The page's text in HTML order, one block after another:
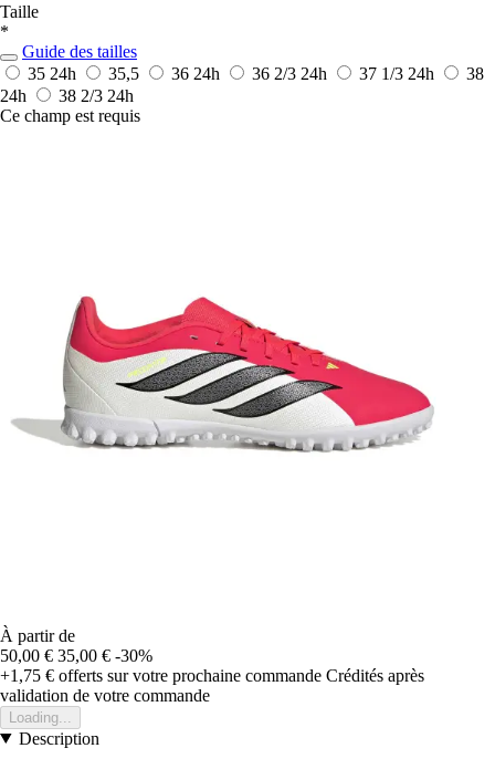
Taille
*
Guide des tailles
35 24h 35,5 36 24h 36 2/3 24h 37 1/3 24h
38
24h
38 2/3 24h
Ce champ est requis
À partir de
50,00 € 35,00 € -30%
+1,75 € offerts sur votre prochaine commande Crédités après
validation de votre commande
Loading...
Description